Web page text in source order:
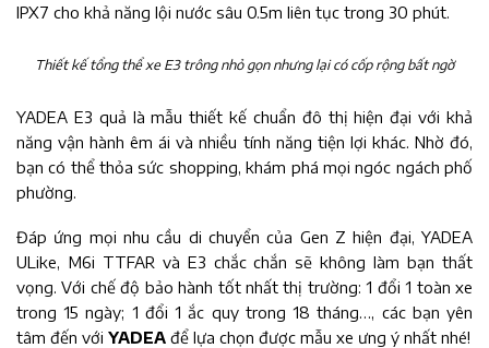
IPX7 cho khả năng lội nước sâu 0.5m liên tục trong 30 phút.
Thiết kế tổng thể xe E3 trông nhỏ gọn nhưng lại có cốp rộng bất ngờ
YADEA E3 quả là mẫu thiết kế chuẩn đô thị hiện đại với khả
năng vận hành êm ái và nhiều tính năng tiện lợi khác. Nhờ đó,
bạn có thể thỏa sức shopping, khám phá mọi ngóc ngách phố
phường.
Đáp ứng mọi nhu cầu di chuyển của Gen Z hiện đại, YADEA
ULike, M6i TTFAR và E3 chắc chắn sẽ không làm bạn thất
vọng. Với chế độ bảo hành tốt nhất thị trường: 1 đổi 1 toàn xe
trong 15 ngày; 1 đổi 1 ắc quy trong 18 tháng…, các bạn yên
tâm đến với YADEA để lựa chọn được mẫu xe ưng ý nhất nhé!